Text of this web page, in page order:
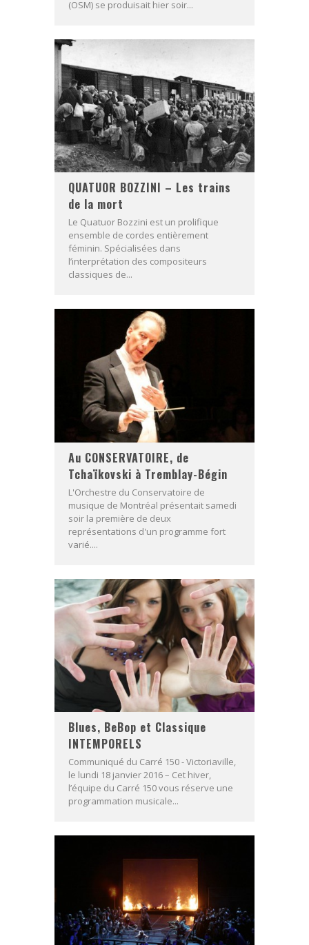
(OSM) se produisait hier soir...
QUATUOR BOZZINI – Les trains
de la mort
Le Quatuor Bozzini est un prolifique
ensemble de cordes entièrement
féminin. Spécialisées dans
l’interprétation des compositeurs
classiques de...
Au CONSERVATOIRE, de
Tchaïkovski à Tremblay-Bégin
L'Orchestre du Conservatoire de
musique de Montréal présentait samedi
soir la première de deux
représentations d'un programme fort
varié....
Blues, BeBop et Classique
INTEMPORELS
Communiqué du Carré 150 - Victoriaville,
le lundi 18 janvier 2016 – Cet hiver,
l’équipe du Carré 150 vous réserve une
programmation musicale...